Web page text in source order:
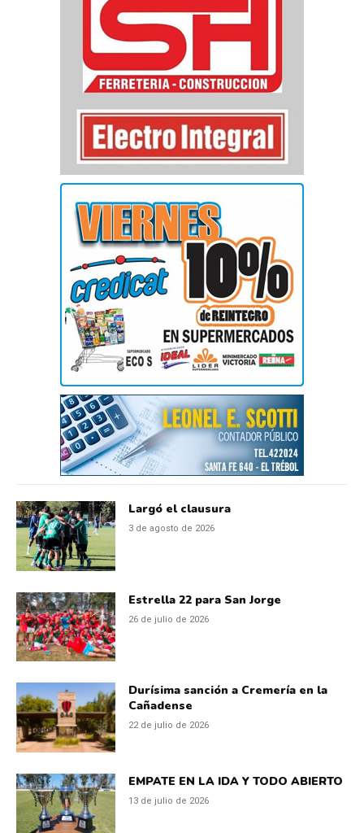
Largó el clausura
3 de agosto de 2026
Estrella 22 para San Jorge
26 de julio de 2026
Durísima sanción a Cremería en la
Cañadense
22 de julio de 2026
EMPATE EN LA IDA Y TODO ABIERTO
13 de julio de 2026